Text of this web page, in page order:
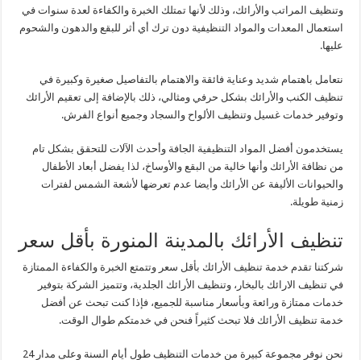
وتنظيف المراتب والأرائك، وذلك لأنها تمتلك الخبرة والكفاءة لعدة سنوات في
استعمال المعدات والمواد التنظيفية دون ترك أي أثر للبقع والدهون والشحوم
عليها.
نتعامل باهتمام شديد وعناية فائقة والاهتمام بالتفاصيل صغيرة وكبيرة في
تنظيف الكنب والأرائك بشكل حرفي ومثالي، ذلك بالإضافة إلى تعقيم الأرائك
وتوفير خدمات غسيل وتنظيف الألواح والسجاد وجميع أنواع الفرش.
يستخدمون أفضل المواد التنظيفية الجافة وأحدث الآلات للتحقق بشكل تام
من نظافة الأرائك وأنها خالية من البقع والأوساخ، لذا يفضل أبعاد الأطفال
والحيوانات الأليفة عن الأرائك وأيضا عدم تعرضها لأشعة الشمس لفترات
زمنية طويلة.
تنظيف الأرائك بالمدينة المنورة بأقل سعر
شركتنا تقدم خدمة تنظيف الأرائك بأقل سعر وتتمتع الخبرة والكفاءة الممتازة
في تنظيف الارائك بالبخار، وتنظيف الأرائك الجلدية، وتتميز الشركة بتوفير
خدمات ممتازة ورائعة وبأسعار مناسبة للجميع، فإذا كنت تبحث عن أفضل
خدمة تنظيف الأرائك فلا تبحث كثيراً فنحن في خدمتكم طوال الوقت.
نحن نوفر مجموعة كبيرة من خدمات التنظيف طول أيام السنة وعلى مدار 24